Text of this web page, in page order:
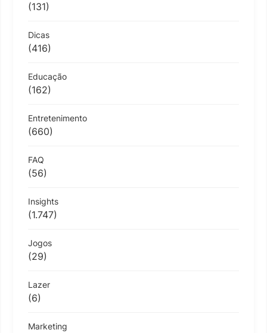
(131)
Dicas
(416)
Educação
(162)
Entretenimento
(660)
FAQ
(56)
Insights
(1.747)
Jogos
(29)
Lazer
(6)
Marketing